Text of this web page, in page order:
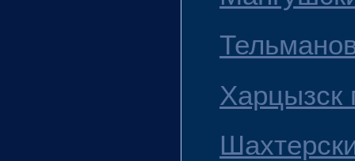
Харцызск